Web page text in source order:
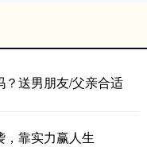
送男朋友/父亲合适
，靠实力赢人生